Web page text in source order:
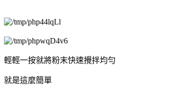
輕輕一按就將粉末快速攪拌均勻
就是這麼簡單